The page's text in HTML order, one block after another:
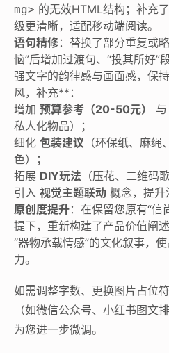
mg> 的无效HTML结构；补充了
级更清晰，适配移动端阅读。
语句精修：替换了部分重复或
恼”后增加过渡句、“投其所好”
强文字的韵律感与画面感，保
风，补充**：
增加 预算参考（20-50元） 与
私人化物品）；
细化 包装建议 （环保纸、麻
色）；
拓展 DIY玩法 （压花、二维码
引入 视觉主题联动 概念，提升
原创度提升：在保留您原有“
提下，重新构建了产品价值阐
“器物承载情感”的文化叙事，
力。
如需调整字数、更换图片占位
（如微信公众号、小红书图文
为您进一步微调。